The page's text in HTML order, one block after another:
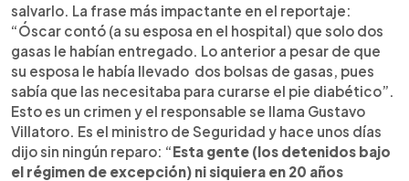
salvarlo. La frase más impactante en el reportaje:
“Óscar contó (a su esposa en el hospital) que solo dos
gasas le habían entregado. Lo anterior a pesar de que
su esposa le había llevado dos bolsas de gasas, pues
sabía que las necesitaba para curarse el pie diabético”.
Esto es un crimen y el responsable se llama Gustavo
Villatoro. Es el ministro de Seguridad y hace unos días
dijo sin ningún reparo: “Esta gente (los detenidos bajo
el régimen de excepción) ni siquiera en 20 años